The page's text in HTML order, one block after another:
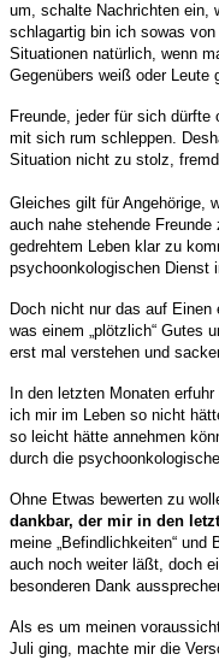
um, schalte Nachrichten ein,
schlagartig bin ich sowas
Situationen natürlich, wenn
Gegenübers weiß oder Leute
Freunde, jeder für sich
mit sich rum schleppen.
Situation nicht zu stolz,
Gleiches gilt für Angehörige,
auch nahe stehende
gedrehtem Leben klar zu
psychoonkologischen Dienst
Doch nicht nur das auf Einen
was einem „plötzlich“ Gutes
erst mal verstehen und
In den letzten Monaten
ich mir im Leben so nicht
so leicht hätte annehmen
durch die
Ohne Etwas bewerten zu
dankbar, der mir in den
meine „Befindlichkeiten“
auch noch weiter läßt, doch
besonderen Dank
Als es um meinen
Juli ging, machte mir die